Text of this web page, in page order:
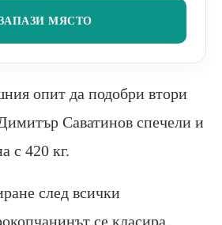
МЯСТО
опит да подобри втори
Саватинов спечели и
с 420 кг.
след всички
се класира